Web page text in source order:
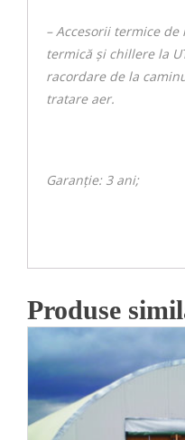
– Accesorii termice
termică și chillere la
racordare de la
tratare aer.
Garanție: 3 ani;
Produse